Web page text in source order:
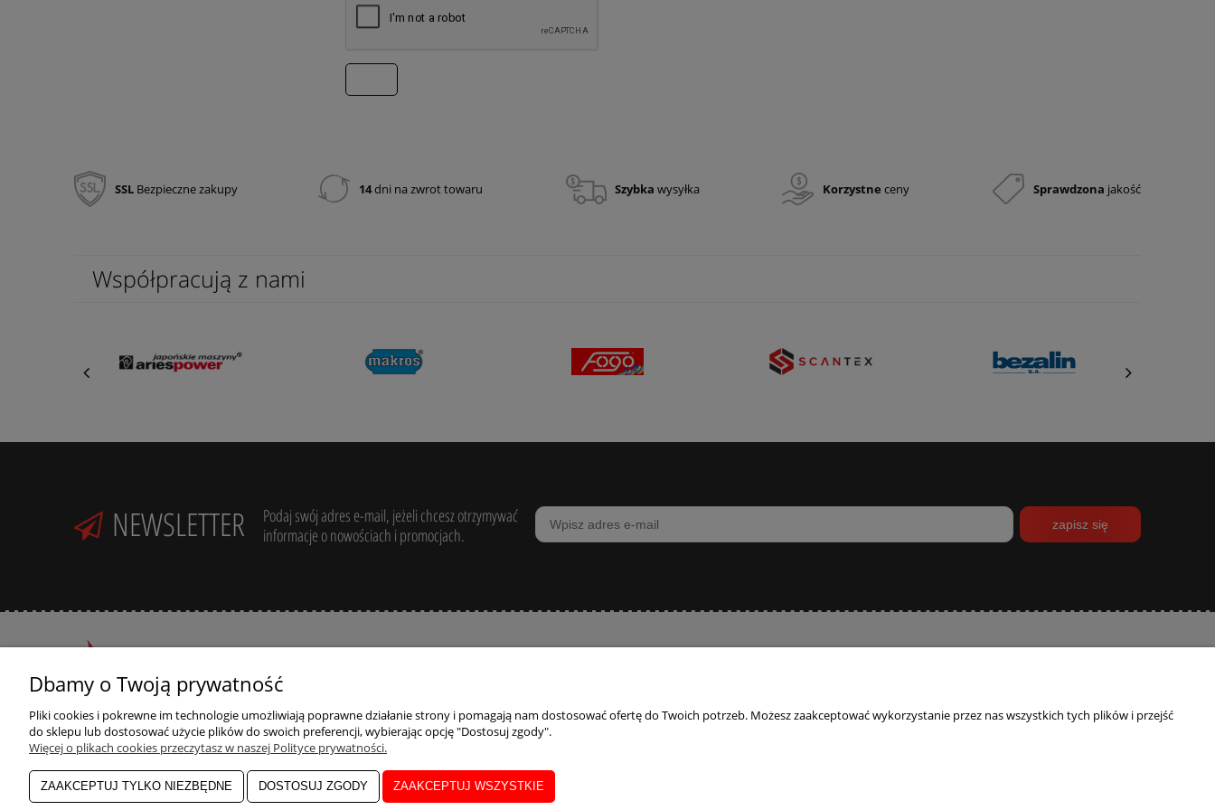
SSL Bezpieczne zakupy 14dni na zwrot towaru Szybka wysyłka Korzystne ceny Sprawdzona jakość
Współpracują z nami
NEWSLETTER
Podaj swój adres e-mail, jeżeli chcesz otrzymywać
informacje o nowościach i promocjach.
zapisz się
Potrzebujesz pomocy? Zadzwoń:
+48 789 205 305
33-300 Nowy Sącz
POMOC
Regulaminy
Regulamin Konkursu
ZAKUPY
Zasady zwrotów i
reklamacji
Formularz wymiany
towaru
MOJE KONTO
Twoje zamówienia
INFORMACJE
Polityka prywatności
O NAS
Kontakt
Dbamy o Twoją prywatność
Pliki cookies i pokrewne im technologie umożliwiają poprawne działanie strony i pomagają nam dostosować ofertę do Twoich potrzeb. Możesz zaakceptować wykorzystanie przez nas wszystkich tych plików i przejść
do sklepu lub dostosować użycie plików do swoich preferencji, wybierając opcję "Dostosuj zgody".
Więcej o plikach cookies przeczytasz w naszej Polityce prywatności.
ZAAKCEPTUJ TYLKO NIEZBĘDNE DOSTOSUJ ZGODY ZAAKCEPTUJ WSZYSTKIE